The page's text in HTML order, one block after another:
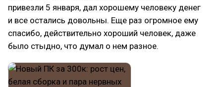
привезли 5 января, дал хорошему человеку денег
и все остались довольны. Еще раз огромное ему
спасибо, действительно хороший человек, даже
было стыдно, что думал о нем разное.